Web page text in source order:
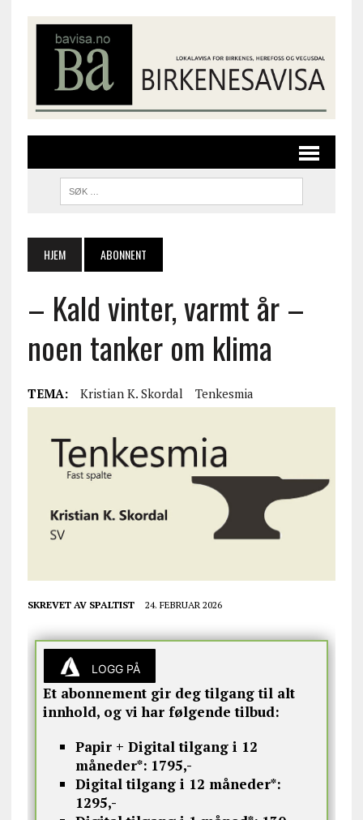
HJEM ABONNENT
– Kald vinter, varmt år –
noen tanker om klima
TEMA: Kristian K. Skordal Tenkesmia
SKREVET AV SPALTIST 24. FEBRUAR 2026
LOGG PÅ
Et abonnement gir deg tilgang til alt
innhold, og vi har følgende tilbud:
Papir + Digital tilgang i 12
måneder*: 1795,-
Digital tilgang i 12 måneder*:
1295,-